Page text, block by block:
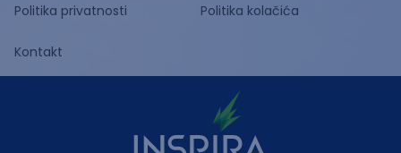
Politika privatnosti Politika kolačića
Kontakt